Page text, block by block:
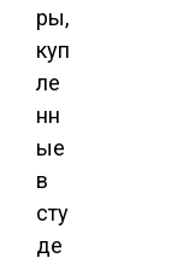
ры,
куп
ле
нн
ые
в
сту
де